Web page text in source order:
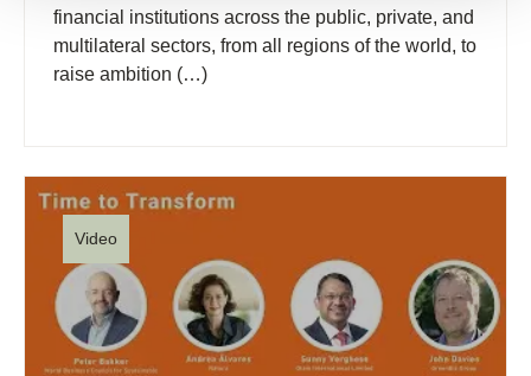
financial institutions across the public, private, and
multilateral sectors, from all regions of the world, to
raise ambition (…)
Video